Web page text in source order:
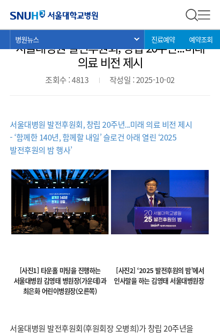
전체 검
현
재
병원뉴스 서브 메뉴 목록 열기
진료예약 예약조회
병원뉴스
서울대병원 발전후원회, 창립 20주년...미래
의료 비전 제시
조회수 : 4813 작성일 : 2025-10-02
서울대병원 발전후원회, 창립 20주년...미래 의료 비전 제시
- ‘함께한 140년, 함께할 내일’ 슬로건 아래 열린 ‘2025
발전후원의 밤 행사’
[사진1] 타운홀 미팅을 진행하는
서울대병원 김영태 병원장(가운데)과
최은화 어린이병원장(오른쪽)
[사진2] ‘2025 발전후원의 밤’에서
인사말을 하는 김영태 서울대병원장
서울대병원 발전후원회(후원회장 오병희)가 창립 20주년을